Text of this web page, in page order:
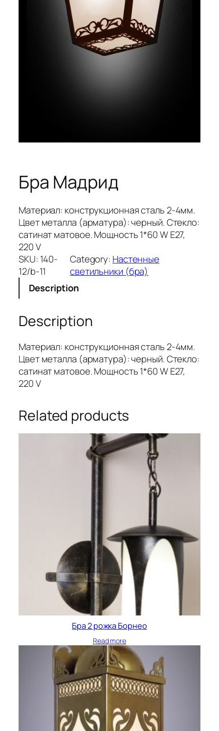
Бра Мадрид
Материал: конструкционная сталь 2-4мм.
Цвет металла (арматура): черный. Стекло:
сатинат матовое. Мощность 1*60 W Е27,
220 V
SKU: 140-
12/b-11
Category: Настенные
светильники (бра)
Description
Description
Материал: конструкционная сталь 2-4мм.
Цвет металла (арматура): черный. Стекло:
сатинат матовое. Мощность 1*60 W Е27,
220 V
Related products
Бра 2 рожка Борнео
Read more